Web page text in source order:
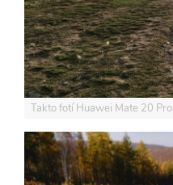
Takto fotí Huawei Mate 20 Pro